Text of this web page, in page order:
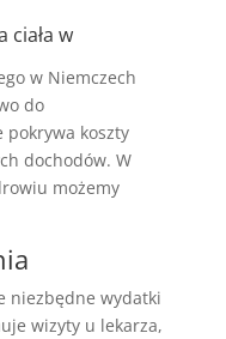
ciała w
w Niemczech
do
pokrywa koszty
dochodów. W
możemy
niezbędne wydatki
wizyty u lekarza,